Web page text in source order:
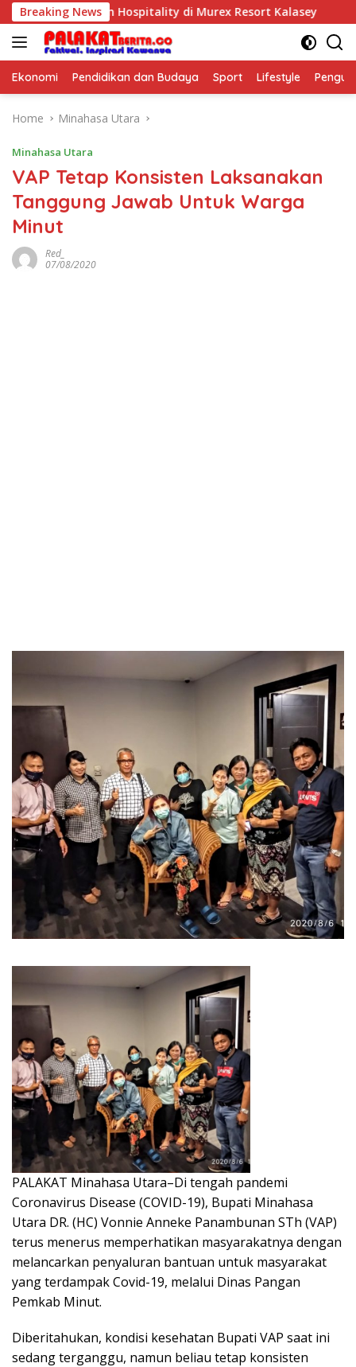
Skip
to
content
Breaking News
Pelatihan Hospitality di Murex Resort Kalasey
Ekonomi Pendidikan dan Budaya Sport Lifestyle
Home Minahasa Utara
Minahasa Utara
VAP Tetap Konsisten Laksanakan
Tanggung Jawab Untuk Warga
Minut
Red_
07/08/2020
PALAKAT Minahasa Utara–Di tengah pandemi
Coronavirus Disease (COVID-19), Bupati Minahasa
Utara DR. (HC) Vonnie Anneke Panambunan STh (VAP)
terus menerus memperhatikan masyarakatnya dengan
melancarkan penyaluran bantuan untuk masyarakat
yang terdampak Covid-19, melalui Dinas Pangan
Pemkab Minut.
Diberitahukan, kondisi kesehatan Bupati VAP saat ini
sedang terganggu, namun beliau tetap konsisten